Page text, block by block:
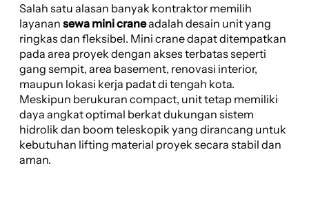
Salah satu alasan banyak kontraktor memilih
layanan sewa mini craneadalah desain unit yang
ringkas dan fleksibel. Mini crane dapat ditempatkan
pada area proyek dengan akses terbatas seperti
gang sempit, area basement, renovasi interior,
maupun lokasi kerja padat di tengah kota.
Meskipun berukuran compact, unit tetap memiliki
daya angkat optimal berkat dukungan sistem
hidrolik dan boom teleskopik yang dirancang untuk
kebutuhan lifting material proyek secara stabil dan
aman.